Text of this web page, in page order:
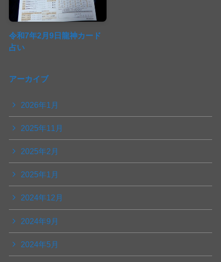
令和7年2月9日龍神カード
占い
アーカイブ
2026年1月
2025年11月
2025年2月
2025年1月
2024年12月
2024年9月
2024年5月